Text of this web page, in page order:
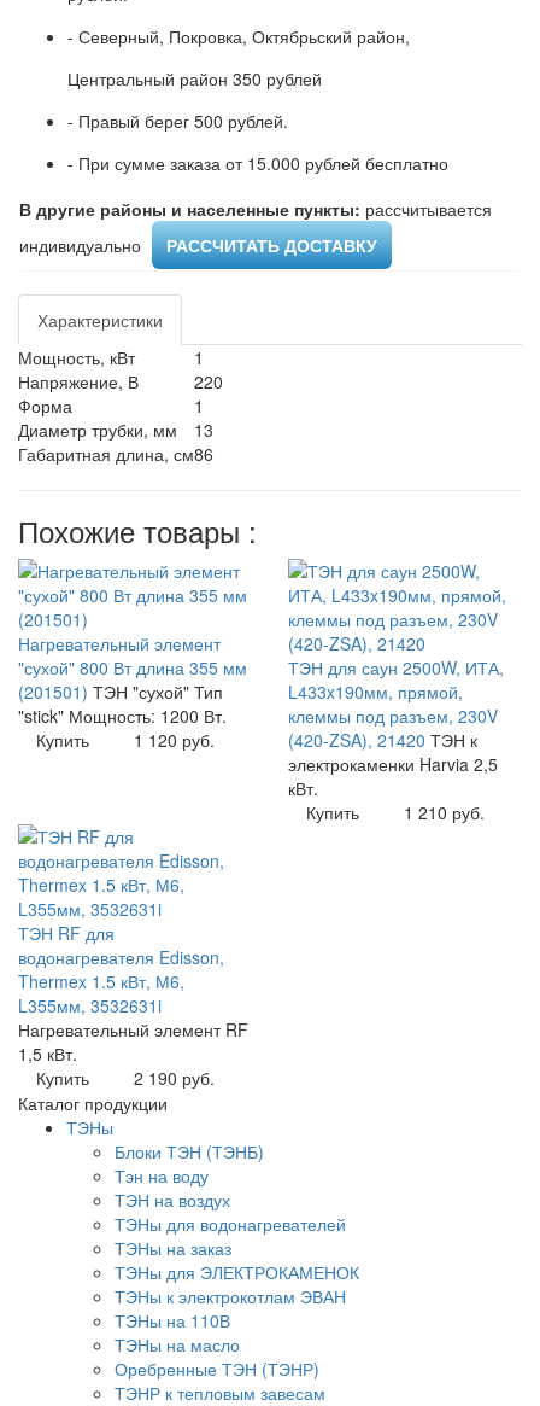
- Северный, Покровка, Октябрьский район,
Центральный район 350 рублей
- Правый берег 500 рублей.
- При сумме заказа от 15.000 рублей бесплатно
В другие районы и населенные пункты: рассчитывается
индивидуально ​
РАССЧИТАТЬ ДОСТАВКУ
Характеристики
Мощность, кВт
1
Напряжение, В
220
Форма
1
Диаметр трубки, мм
13
Габаритная длина, см86
Похожие товары :
Нагревательный элемент
"сухой" 800 Вт длина 355 мм
(201501) ТЭН "сухой" Тип
"stick" Мощность: 1200 Вт.
Купить
1 120 руб.
ТЭН для саун 2500W, ИТА,
L433x190мм, прямой,
клеммы под разъем, 230V
(420-ZSA), 21420 ТЭН к
электрокаменки Harvia 2,5
кВт.
Купить
1 210 руб.
ТЭН RF для
водонагревателя Edisson,
Thermex 1.5 кВт, М6,
L355мм, 3532631i
Нагревательный элемент RF
1,5 кВт.
Купить
2 190 руб.
Каталог продукции
ТЭНы
Блоки ТЭН (ТЭНБ)
Тэн на воду
ТЭН на воздух
ТЭНы для водонагревателей
ТЭНы на заказ
ТЭНы для ЭЛЕКТРОКАМЕНОК
ТЭНы к электрокотлам ЭВАН
ТЭНы на 110В
ТЭНы на масло
Оребренные ТЭН (ТЭНР)
ТЭНР к тепловым завесам